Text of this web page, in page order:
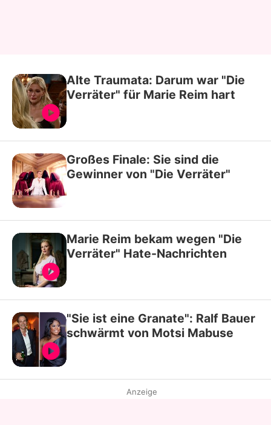
Alte Traumata: Darum war "Die
Verräter" für Marie Reim hart
Großes Finale: Sie sind die
Gewinner von "Die Verräter"
Marie Reim bekam wegen "Die
Verräter" Hate-Nachrichten
"Sie ist eine Granate": Ralf Bauer
schwärmt von Motsi Mabuse
Anzeige